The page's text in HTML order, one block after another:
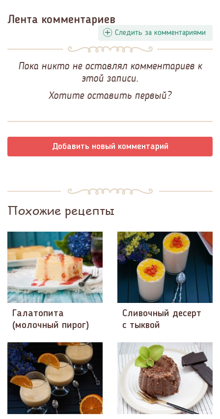
Лента комментариев
Следить за комментариями
Пока никто не оставлял комментариев к
этой записи.
Хотите оставить первый?
Добавить новый комментарий
Похожие рецепты
Галатопита
(молочный пирог)
Сливочный десерт
с тыквой